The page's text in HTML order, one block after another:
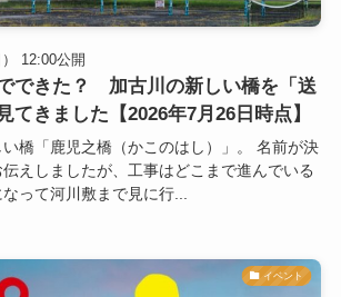
12:00公開
できた？ 加古川の新しい橋を「送
てきました【2026年7月26日時点】
橋「鹿児之橋（かこのはし）」。 名前が決
えしましたが、工事はどこまで進んでいる
って河川敷まで見に行...
イベント